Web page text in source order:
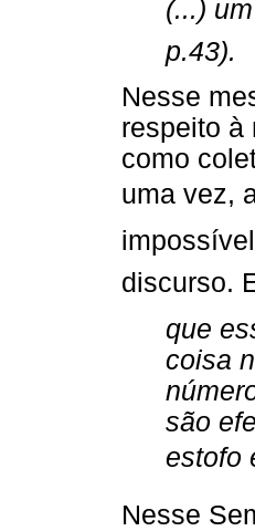
(...)
p.43).
Nesse
respeito à
como
uma vez,
discurso.
que
coisa
são
estofo
Nesse